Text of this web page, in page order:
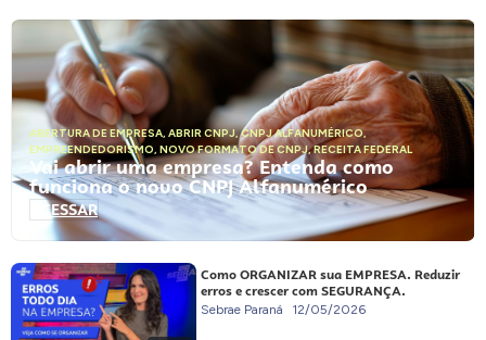
ABERTURA DE EMPRESA, ABRIR CNPJ,CNPJ ALFANUMÉRICO,
EMPREENDEDORISMO, NOVO FORMATO DE CNPJ,RECEITA FEDERAL
Vai abrir uma empresa? Entenda como
funciona o novo CNPJ Alfanumérico
ACESSAR
Como ORGANIZAR sua EMPRESA. Reduzir
erros e crescer com SEGURANÇA.
Sebrae Paraná 12/05/2026